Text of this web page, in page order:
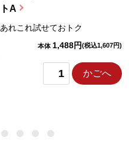
トA
あれこれ試せておトク
本体 1,488円(税込1,607円)
かごへ